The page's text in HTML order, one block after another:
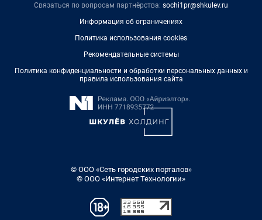
Связаться по вопросам партнёрства: sochi1pr@shkulev.ru
Информация об ограничениях
Политика использования cookies
Рекомендательные системы
Политика конфиденциальности и обработки персональных данных и
правила использования сайта
© ООО «Сеть городских порталов»
© ООО «Интернет Технологии»